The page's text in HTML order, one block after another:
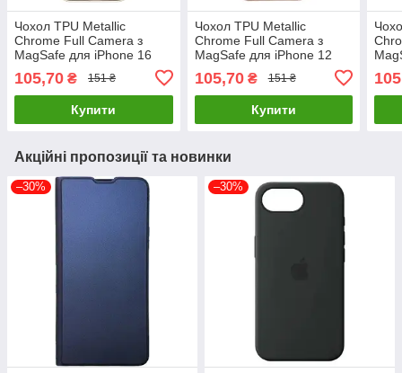
Чохол TPU Metallic
Chrome Full Camera з
MagSafe для iPhone 16
Pro Titan, MagSafe, легкий
і міцний
105,70 ₴ 151 ₴
Купити
Чохол TPU Metallic
Chrome Full Camera з
MagSafe для iPhone 12
Pro Titan, легкий і міцний,
з підтримкою MagSafe
105,70₴ 151 ₴
Купити
Акційні пропозиції та новинки
–30% –30%